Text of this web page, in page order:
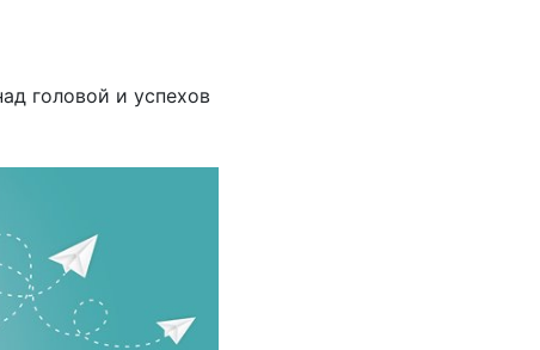
головой и успехов